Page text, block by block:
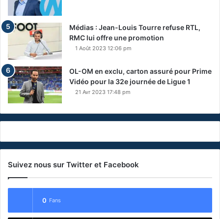
Médias : Jean-Louis Tourre refuse RTL,
RMC lui offre une promotion
1 Août 2023 12:06 pm
OL-OM en exclu, carton assuré pour Prime
Vidéo pour la 32e journée de Ligue 1
21 Avr 2023 17:48 pm
Suivez nous sur Twitter et Facebook
0 Fans